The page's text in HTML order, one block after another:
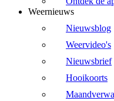
Weernieuws
Nieuwsblog
Weervideo's
Nieuwsbrief
Hooikoorts